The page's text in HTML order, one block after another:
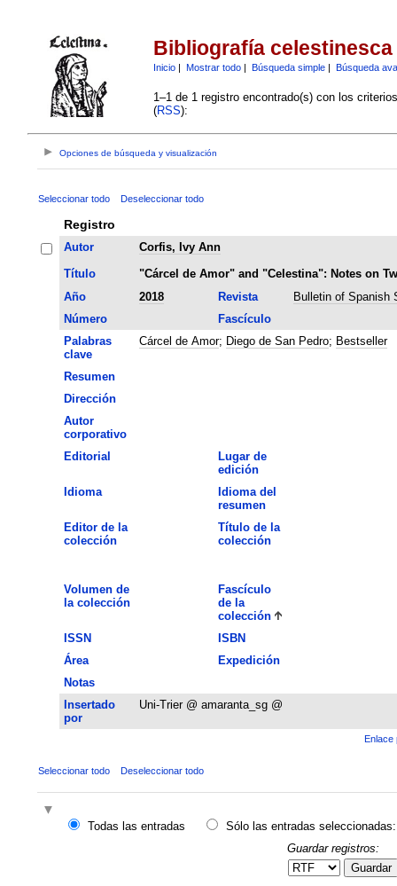
Bibliografía celestinesca
Inicio| Mostrar todo| Búsqueda simple| Búsqueda
1–1 de 1 registro encontrado(s) con los
(RSS):
Opciones de búsqueda y visualización
Seleccionar todo Deseleccionar todo
Registro
Autor
Corfis, Ivy Ann
Título
"Cárcel de Amor" and "Celestina": Notes on
Año
2018 Revista
Bulletin of Spanish
Número
Fascículo
Palabras
clave
Cárcel de Amor; Diego de San Pedro; Bestseller
Resumen
Dirección
Autor
corporativo
Editorial
Lugar de
edición
Idioma
Idioma del
resumen
Editor de la
colección
Título de la
colección
Volumen de
la colección
Fascículo
de la
colección
ISSN
ISBN
Área
Expedición
Notas
Insertado
por
Uni-Trier @ amaranta_sg @
Enlace
Seleccionar todo Deseleccionar todo
Todas las entradas
Sólo las entradas seleccionadas:
Guardar registros:
Guardar